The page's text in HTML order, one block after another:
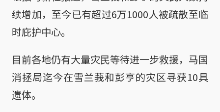
续增加，至今已有超过6万1000人被疏散至临
时庇护中心。
目前各地仍有大量灾民等待进一步救援，马国
消拯局迄今在雪兰莪和彭亨的灾区寻获10具
遗体。